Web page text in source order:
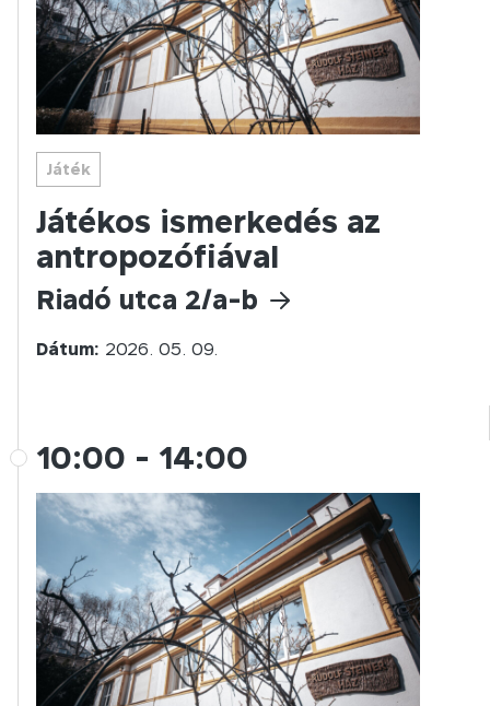
Játék
Játékos ismerkedés az
antropozófiával
Riadó utca 2/a-b
Dátum: 2026. 05. 09.
10:00 - 14:00